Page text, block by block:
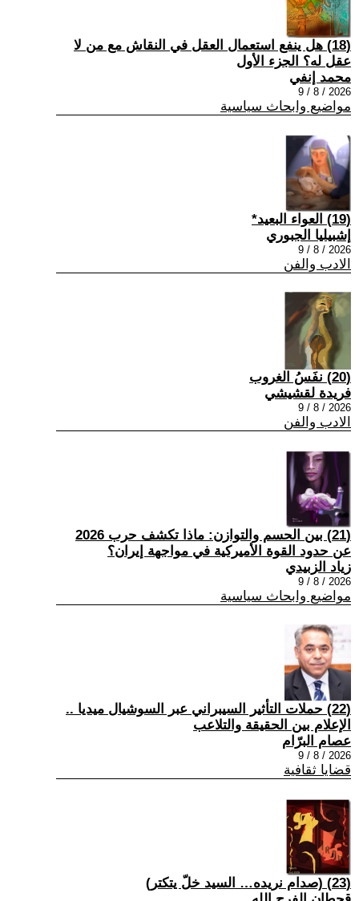
(18) هل ينفع استعمال العقل في النقاش مع من لا
عقل له؟ الجزء الأول
محمد إنفي
2026 / 8 / 9
مواضيع وابحاث سياسية
(19) العواء البعيد*
إشبيليا الجبوري
2026 / 8 / 9
الادب والفن
(20) نفَسُ الغروب
فريدة لقشيشي
2026 / 8 / 9
الادب والفن
(21) بين الحسم والتوازن: ماذا تكشف حرب 2026
عن حدود القوة الأميركية في مواجهة إيران؟
زياد الزبيدي
2026 / 8 / 9
مواضيع وابحاث سياسية
(22) حملات التأثير السيبراني عبر السوشيال ميديا ..
الإعلام بين الحقيقة والتلاعب
عصام البرّام
2026 / 8 / 9
قضايا ثقافية
(23) (صدام نريده… السيد خلّ يتكتر)